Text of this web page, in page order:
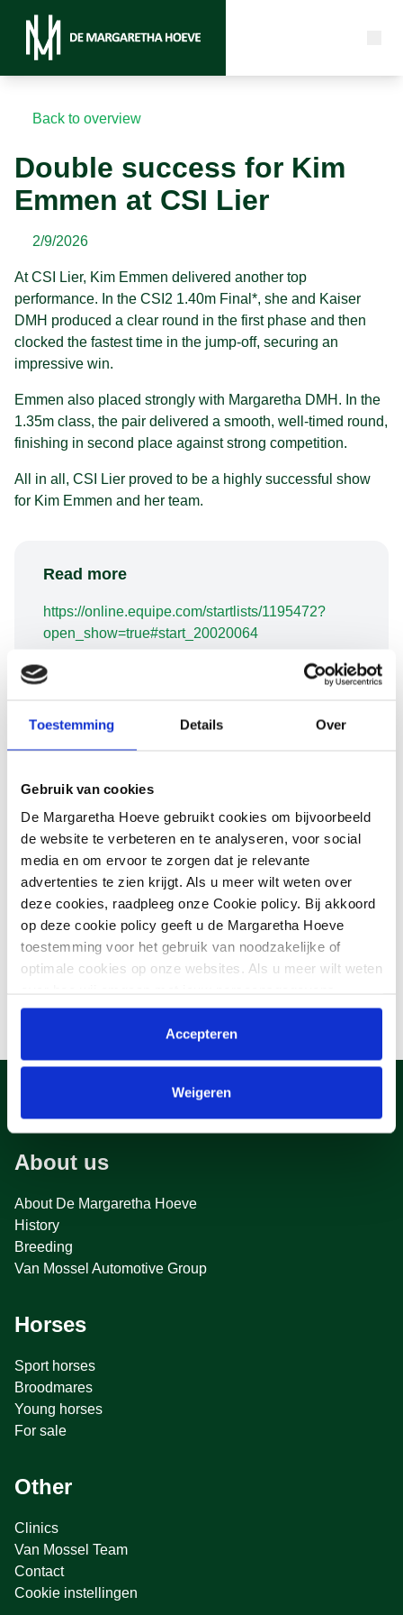
Toestemming Details Over
Gebruik van cookies
De Margaretha Hoeve gebruikt cookies om bijvoorbeeld
de website te verbeteren en te analyseren, voor social
media en om ervoor te zorgen dat je relevante
advertenties te zien krijgt. Als u meer wilt weten over
deze cookies, raadpleeg onze Cookie policy. Bij akkoord
op deze cookie policy geeft u de Margaretha Hoeve
toestemming voor het gebruik van noodzakelijke of
optimale cookies op onze websites. Als u meer wilt weten
raadpleeg onzePrivacyverklaring. U kunt de cookie
instellingen te allen tijde aanpassen via de link onderaan
de website.
Accepteren
Weigeren
Back to overview
Double success for Kim
Emmen at CSI Lier
2/9/2026
At CSI Lier, Kim Emmen delivered another top
performance. In the CSI2 1.40m Final*, she and Kaiser
DMH produced a clear round in the first phase and then
clocked the fastest time in the jump-off, securing an
impressive win.
Emmen also placed strongly with Margaretha DMH. In the
1.35m class, the pair delivered a smooth, well-timed round,
finishing in second place against strong competition.
All in all, CSI Lier proved to be a highly successful show
for Kim Emmen and her team.
Read more
https://online.equipe.com/startlists/1195472?
open_show=true#start_20020064
About us
About De Margaretha Hoeve
History
Breeding
Van Mossel Automotive Group
Horses
Sport horses
Broodmares
Young horses
For sale
Other
Clinics
Van Mossel Team
Contact
Cookie instellingen